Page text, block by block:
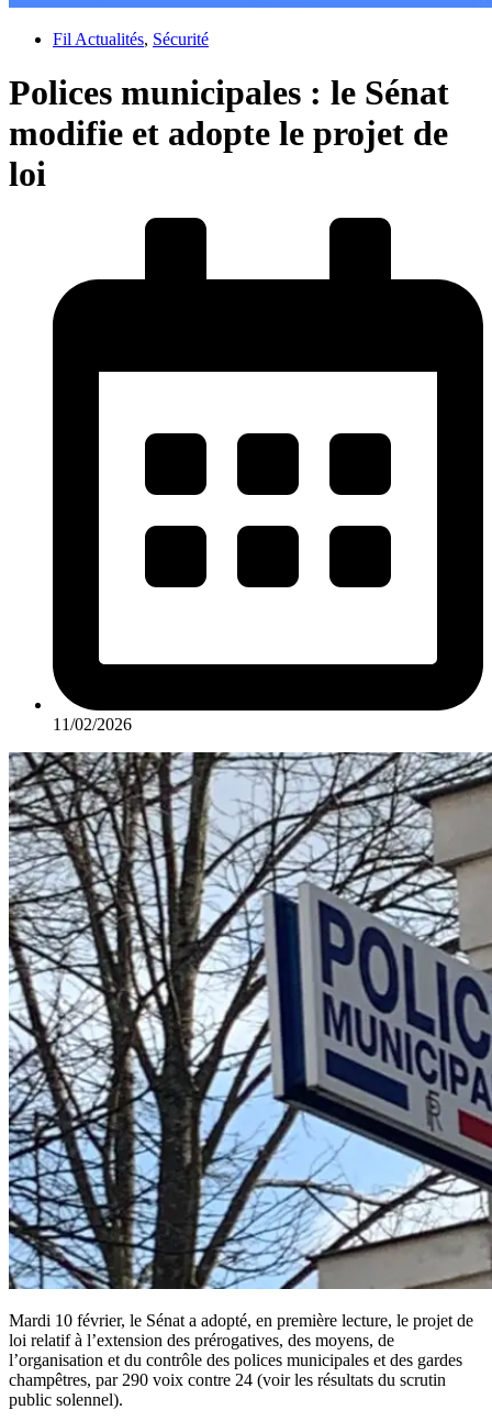
Fil Actualités, Sécurité
Polices municipales : le Sénat
modifie et adopte le projet de
loi
11/02/2026
Mardi 10 février, le Sénat a adopté, en première lecture, le projet de
loi relatif à l’extension des prérogatives, des moyens, de
l’organisation et du contrôle des polices municipales et des gardes
champêtres, par 290 voix contre 24 (voir les résultats du scrutin
public solennel).